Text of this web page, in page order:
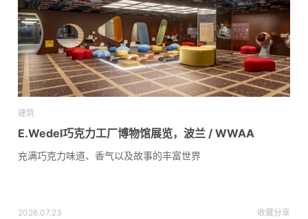
建筑
E.Wedel巧克力工厂博物馆展览，波兰 / WWAA
充满巧克力味道、香气以及故事的丰富世界
2026.07.23 收藏分享